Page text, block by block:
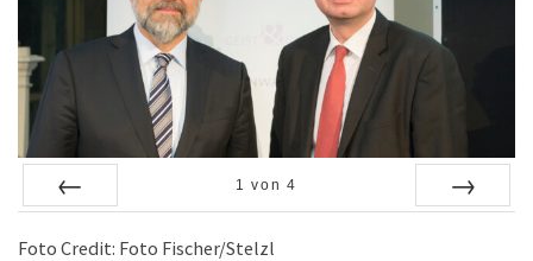
1 von 4
Foto Credit: Foto Fischer/Stelzl